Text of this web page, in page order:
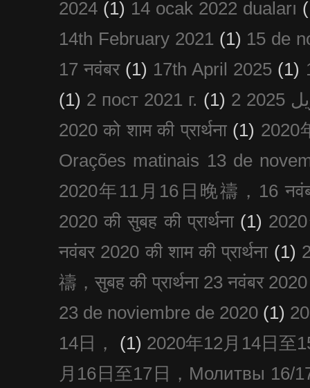
2024 (1) 14 ocak 2022 duaları
14th February 2021 (1) 15 de
17 नवंबर (1) 17th April 2025 (1)
(1) 2 пост 2021 г. (1)
2020 को शाम की प्रार्थना (1) 2020
Orações matinais 13 de
2020年11月16日晚禱，16
2020 की सुबह की प्रार्थना (1)
नवंबर 2020 की शाम की प्रार्थना (1)
禱，सुबह की प्रार्थना 23 नवंबर 2020
23 de noviembre de 2020 (1)
14日，
(1) 2020年12月14日至
月16日至17日，Молитвы 16/